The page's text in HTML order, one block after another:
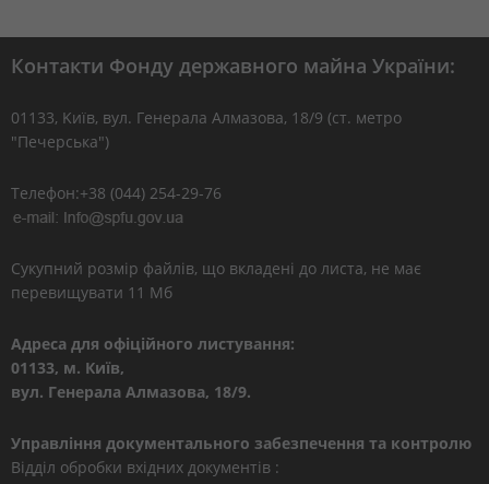
Контакти Фонду державного майна України:
01133, Kиїв, вул. Генерала Алмазова, 18/9 (ст. метро
"Печерська")
Телефон:+38 (044) 254-29-76
Сукупний розмір файлів, що вкладені до листа, не має
перевищувати 11 Мб
Адреса для офіційного листування:
01133, м. Київ,
вул. Генерала Алмазова, 18/9.
Управління документального забезпечення та контролю
Відділ обробки вхідних документів :